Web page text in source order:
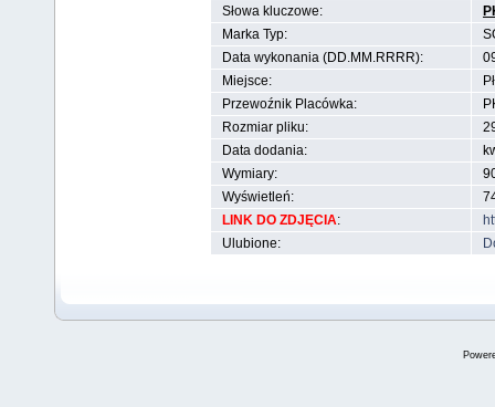
Słowa kluczowe:
Marka Typ:
Data wykonania (DD.MM.RRRR):
Miejsce:
Przewoźnik Placówka:
Rozmiar pliku:
Data dodania:
Wymiary:
Wyświetleń:
LINK DO ZDJĘCIA:
Ulubione: